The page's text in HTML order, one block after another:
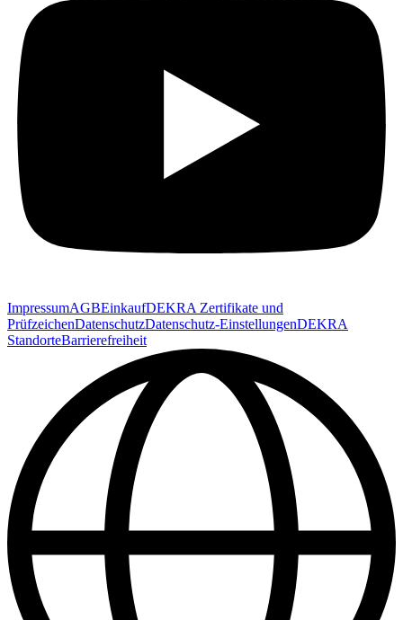
ImpressumAGBEinkaufDEKRA Zertifikate und
PrüfzeichenDatenschutzDatenschutz-EinstellungenDEKRA
StandorteBarrierefreiheit